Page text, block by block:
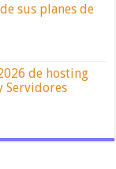
sus planes de
de hosting
Servidores